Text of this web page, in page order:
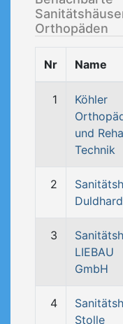
Orthopäden
Nr Name
1
Köhler
und
Technik
2
3
LIEBAU
GmbH
4
Stolle